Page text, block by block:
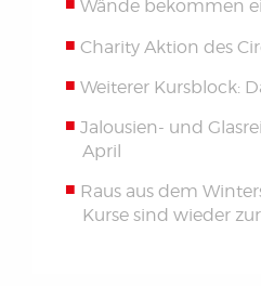
Wände bekommen
Charity Aktion des
Weiterer Kursblock:
Jalousien- und
April
Raus aus dem
Kurse sind wieder